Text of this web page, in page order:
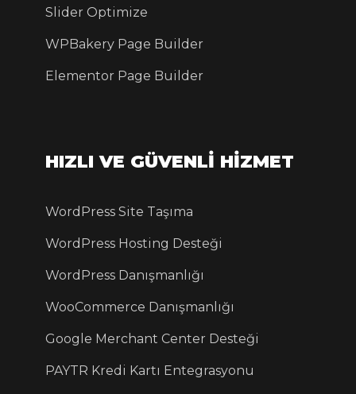
Slider Optimize
WPBakery Page Builder
Elementor Page Builder
HIZLI VE GÜVENLİ HİZMET
WordPress Site Taşıma
WordPress Hosting Desteği
WordPress Danışmanlığı
WooCommerce Danışmanlığı
Google Merchant Center Desteği
PAYTR Kredi Kartı Entegrasyonu